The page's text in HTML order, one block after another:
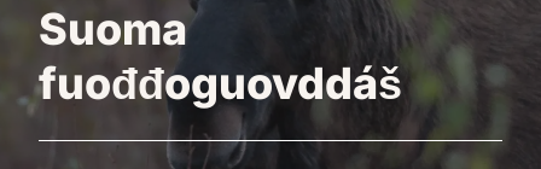
Suoma
fuođđoguovddáš